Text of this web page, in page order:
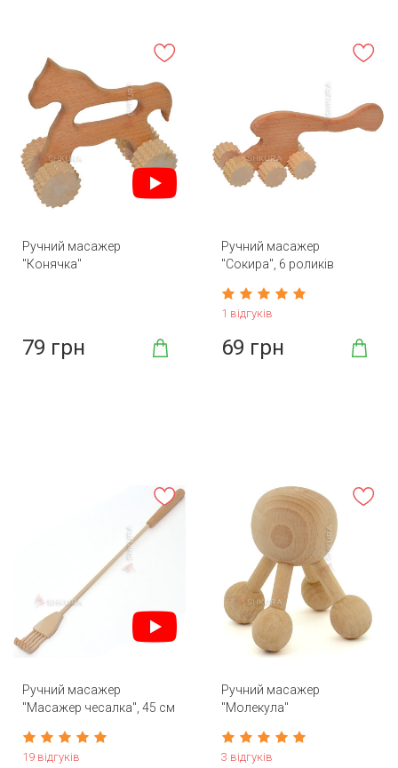
Ручний масажер
"Конячка"
79 грн
Ручний масажер
"Сокира", 6 роликів
1 відгуків
69 грн
Ручний масажер
"Масажер чесалка", 45 см
19 відгуків
Ручний масажер
"Молекула"
3 відгуків